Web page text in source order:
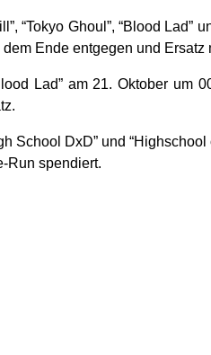
“Tokyo Ghoul”, “Blood
Ende entgegen und Ersatz
Lad” am 21. Oktober um
School DxD” und
Run spendiert.